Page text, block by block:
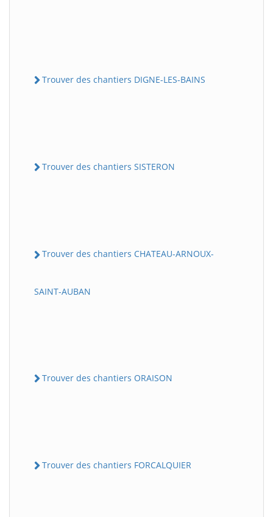
Trouver des chantiers DIGNE-LES-BAINS
Trouver des chantiers SISTERON
Trouver des chantiers CHATEAU-ARNOUX-
SAINT-AUBAN
Trouver des chantiers ORAISON
Trouver des chantiers FORCALQUIER